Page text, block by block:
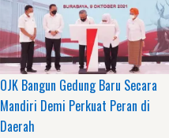
OJK Bangun Gedung Baru Secara
Mandiri Demi Perkuat Peran di
Daerah